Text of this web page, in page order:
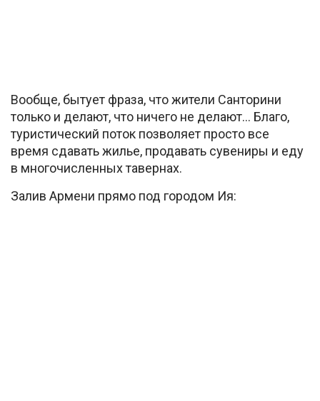
Вообще, бытует фраза, что жители Санторини
только и делают, что ничего не делают… Благо,
туристический поток позволяет просто все
время сдавать жилье, продавать сувениры и еду
в многочисленных тавернах.
Залив Армени прямо под городом Ия: